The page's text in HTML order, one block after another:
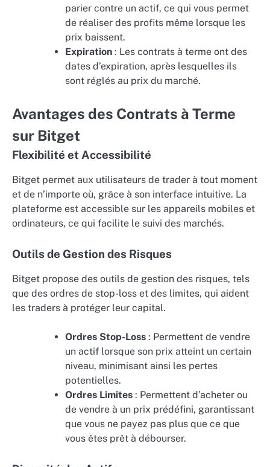
parier contre un actif, ce qui vous permet
de réaliser des profits même lorsque les
prix baissent.
Expiration : Les contrats à terme ont des
dates d’expiration, après lesquelles ils
sont réglés au prix du marché.
Avantages des Contrats à Terme
sur Bitget
Flexibilité et Accessibilité
Bitget permet aux utilisateurs de trader à tout moment
et de n’importe où, grâce à son interface intuitive. La
plateforme est accessible sur les appareils mobiles et
ordinateurs, ce qui facilite le suivi des marchés.
Outils de Gestion des Risques
Bitget propose des outils de gestion des risques, tels
que des ordres de stop-loss et des limites, qui aident
les traders à protéger leur capital.
Ordres Stop-Loss : Permettent de vendre
un actif lorsque son prix atteint un certain
niveau, minimisant ainsi les pertes
potentielles.
Ordres Limites : Permettent d’acheter ou
de vendre à un prix prédéfini, garantissant
que vous ne payez pas plus que ce que
vous êtes prêt à débourser.